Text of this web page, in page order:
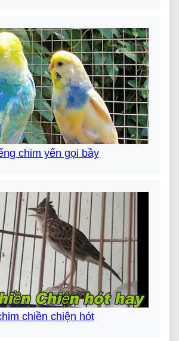
chim yến gọi bầy
chiền chiện hót